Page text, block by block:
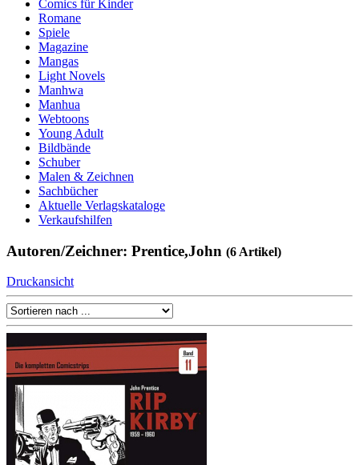
Comics für Kinder
Romane
Spiele
Magazine
Mangas
Light Novels
Manhwa
Manhua
Webtoons
Young Adult
Bildbände
Schuber
Malen & Zeichnen
Sachbücher
Aktuelle Verlagskataloge
Verkaufshilfen
Autoren/Zeichner: Prentice,John (6 Artikel)
Druckansicht